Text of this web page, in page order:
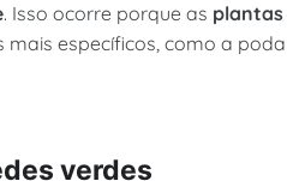
. Isso ocorre porque as plantas
específicos, como a poda
verdes